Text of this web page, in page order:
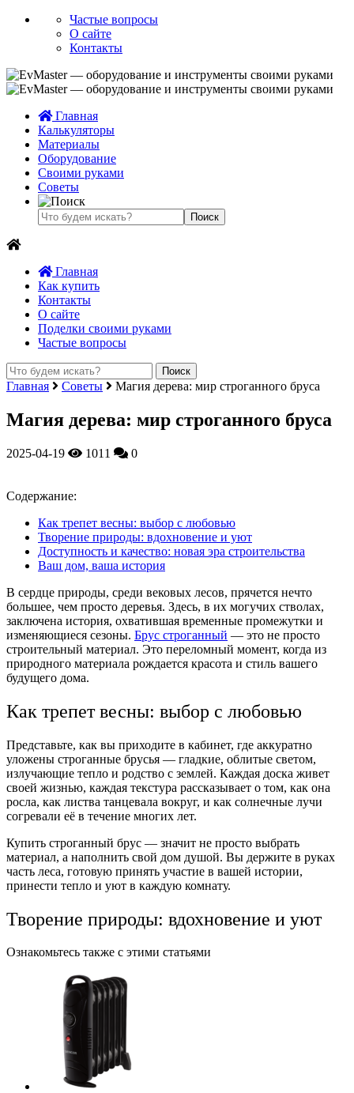
Частые вопросы
О сайте
Контакты
Главная
Калькуляторы
Материалы
Оборудование
Своими руками
Советы
Главная
Как купить
Контакты
О сайте
Поделки своими руками
Частые вопросы
Главная Советы Магия дерева: мир строганного бруса
Магия дерева: мир строганного бруса
2025-04-19 1011 0
Содержание:
Как трепет весны: выбор с любовью
Творение природы: вдохновение и уют
Доступность и качество: новая эра строительства
Ваш дом, ваша история
В сердце природы, среди вековых лесов, прячется нечто
большее, чем просто деревья. Здесь, в их могучих стволах,
заключена история, охватившая временные промежутки и
изменяющиеся сезоны. Брус строганный — это не просто
строительный материал. Это переломный момент, когда из
природного материала рождается красота и стиль вашего
будущего дома.
Как трепет весны: выбор с любовью
Представьте, как вы приходите в кабинет, где аккуратно
уложены строганные брусья — гладкие, облитые светом,
излучающие тепло и родство с землей. Каждая доска живет
своей жизнью, каждая текстура рассказывает о том, как она
росла, как листва танцевала вокруг, и как солнечные лучи
согревали её в течение многих лет.
Купить строганный брус — значит не просто выбрать
материал, а наполнить свой дом душой. Вы держите в руках
часть леса, готовую принять участие в вашей истории,
принести тепло и уют в каждую комнату.
Творение природы: вдохновение и уют
Ознакомьтесь также с этими статьями